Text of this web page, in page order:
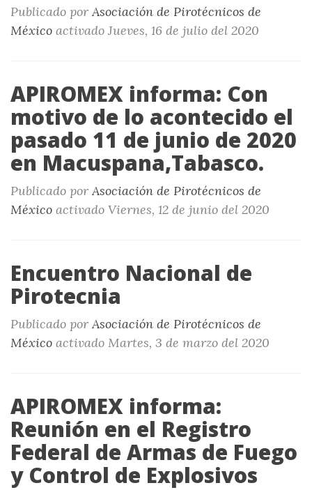
Publicado porAsociación de Pirotécnicos de
México activado Jueves, 16 de julio del 2020
APIROMEX informa: Con
motivo de lo acontecido el
pasado 11 de junio de 2020
en Macuspana,Tabasco.
Publicado porAsociación de Pirotécnicos de
México activado Viernes, 12 de junio del 2020
Encuentro Nacional de
Pirotecnia
Publicado porAsociación de Pirotécnicos de
México activado Martes, 3 de marzo del 2020
APIROMEX informa:
Reunión en el Registro
Federal de Armas de Fuego
y Control de Explosivos